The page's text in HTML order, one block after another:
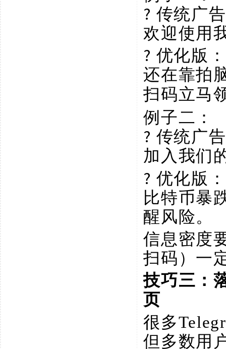
? 传统广
欢迎使用
? 优化版：
还在靠拍
扫码立马
例子二：
? 传统广
加入我们
? 优化版：
比特币暴
醒风险。
信息密度
扫码）一
技巧三：
页
很多
但多数用